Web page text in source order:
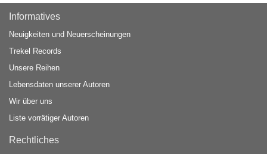
Informatives
Neuigkeiten und Neuerscheinungen
Trekel Records
Unsere Reihen
Lebensdaten unserer Autoren
Wir über uns
Liste vorrätiger Autoren
Rechtliches